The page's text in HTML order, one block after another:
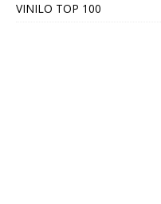
VINILO TOP 100